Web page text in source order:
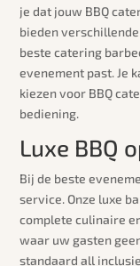
je dat jouw BBQ
bieden
beste catering
evenement past. Je
kiezen voor BBQ
bediening.
Luxe BBQ
Bij de beste
service. Onze luxe
complete culinaire
waar uw gasten
standaard all